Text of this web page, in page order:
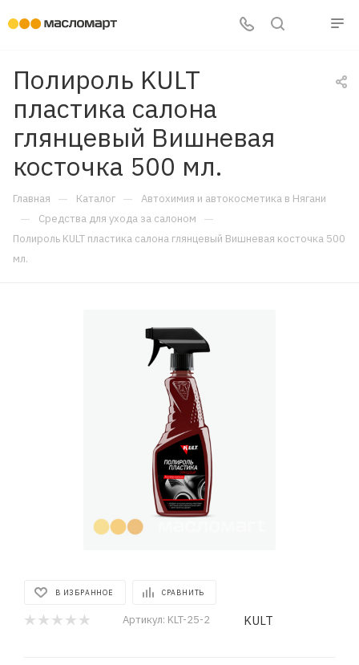
Полироль KULT
пластика салона
глянцевый Вишневая
косточка 500 мл.
Главная — Каталог — Автохимия и автокосметика в Нягани
— Средства для ухода за салоном —
Полироль KULT пластика салона глянцевый Вишневая косточка 500
мл.
В ИЗБРАННОЕ СРАВНИТЬ
Артикул: KLT-25-2 KULT